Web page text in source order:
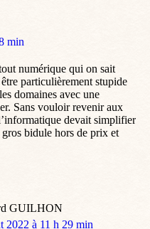
min
numérique qui on sait
particulièrement stupide
domaines avec une
Sans vouloir revenir aux
devait simplifier
bidule hors de prix et
GUILHON
2022 à 11 h 29 min